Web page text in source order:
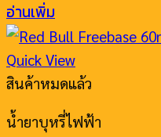
อ่านเพิ่ม
Quick View
สินค้าหมดแล้ว
น้ำยาบุหรี่ไฟฟ้า